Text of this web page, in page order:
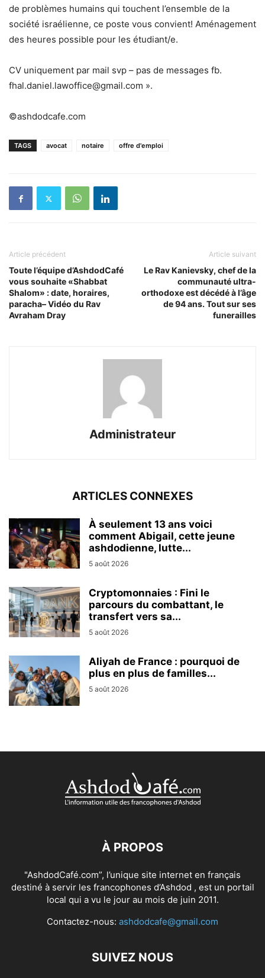
de problèmes humains qui touchent l’ensemble de la
société israélienne, ce poste vous convient! Aménagement
des heures possible pour les étudiant/e.
CV uniquement par mail svp – pas de messages fb.
fhal.daniel.lawoffice@gmail.com ».
©ashdodcafe.com
TAGS avocat notaire offre d'emploi
Article précédent
Toute l’équipe d’AshdodCafé
vous souhaite «Shabbat
Shalom» : date, horaires,
paracha– Vidéo du Rav
Avraham Dray
Article suivant
Le Rav Kanievsky, chef de la
communauté ultra-
orthodoxe est décédé à l’âge
de 94 ans. Tout sur ses
funerailles
Administrateur
ARTICLES CONNEXES
À seulement 13 ans voici
comment Abigail, cette jeune
ashdodienne, lutte...
5 août 2026
Cryptomonnaies : Fini le
parcours du combattant, le
transfert vers sa...
5 août 2026
Aliyah de France : pourquoi de
plus en plus de familles...
5 août 2026
À PROPOS
"AshdodCafé.com”, l’unique site internet en français
destiné à servir les francophones d’Ashdod , est un portail
local qui a vu le jour au mois de juin 2011.
Contactez-nous: ashdodcafe@gmail.com
SUIVEZ NOUS